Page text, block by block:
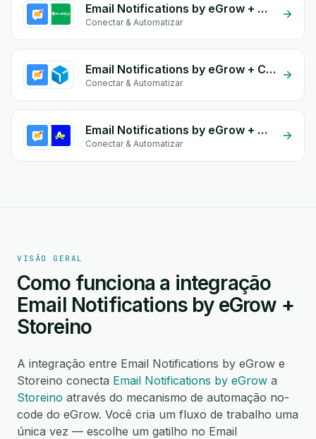
Email Notifications by eGrow + ML Ship Africa
Conectar & Automatizar
Email Notifications by eGrow + Chrono Diali
Conectar & Automatizar
Email Notifications by eGrow + Onessta
Conectar & Automatizar
VISÃO GERAL
Como funciona a integração
Email Notifications by eGrow +
Storeino
A integração entre Email Notifications by eGrow e
Storeino conecta Email Notifications by eGrow a
Storeino através do mecanismo de automação no-
code do eGrow. Você cria um fluxo de trabalho uma
única vez — escolhe um gatilho no Email